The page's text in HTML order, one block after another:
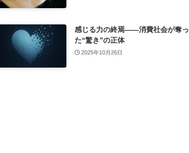
感じる力の終焉――消費社会が奪っ
た“驚き”の正体
2025年10月26日